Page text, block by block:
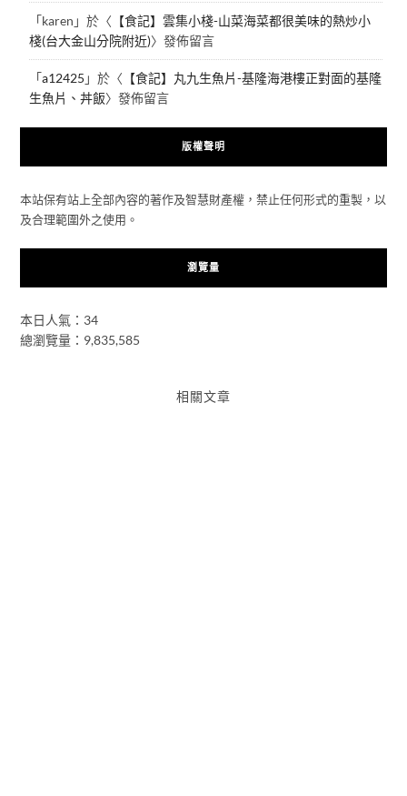
「karen 」於〈 【食記】雲集小棧-山菜海菜都很美味的熱炒小
棧(台大金山分院附近)〉發佈留言
「a12425 」於〈 【食記】丸九生魚片-基隆海港樓正對面的基隆
生魚片、丼飯〉發佈留言
版權聲明
本站保有站上全部內容的著作及智慧財產權，禁止任何形式的重製，以
及合理範圍外之使用。
瀏覽量
本日人氣：34
總瀏覽量：9,835,585
相關文章